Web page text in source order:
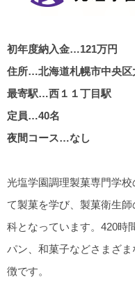
初年度納入金…121万円
住所…北海道札幌市中央区
最寄駅…西１１丁目駅
定員…40名
夜間コース…なし
光塩学園調理製菓専門学
て製菓を学び、製菓衛生
科となっています。420時
パン、和菓子などさまざ
徴です。